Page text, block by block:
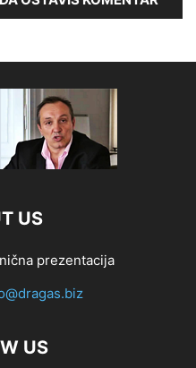
US
prezentacija
US